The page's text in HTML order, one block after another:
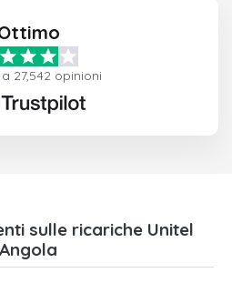
27,542 opinioni
sulle ricariche Unitel
Angola